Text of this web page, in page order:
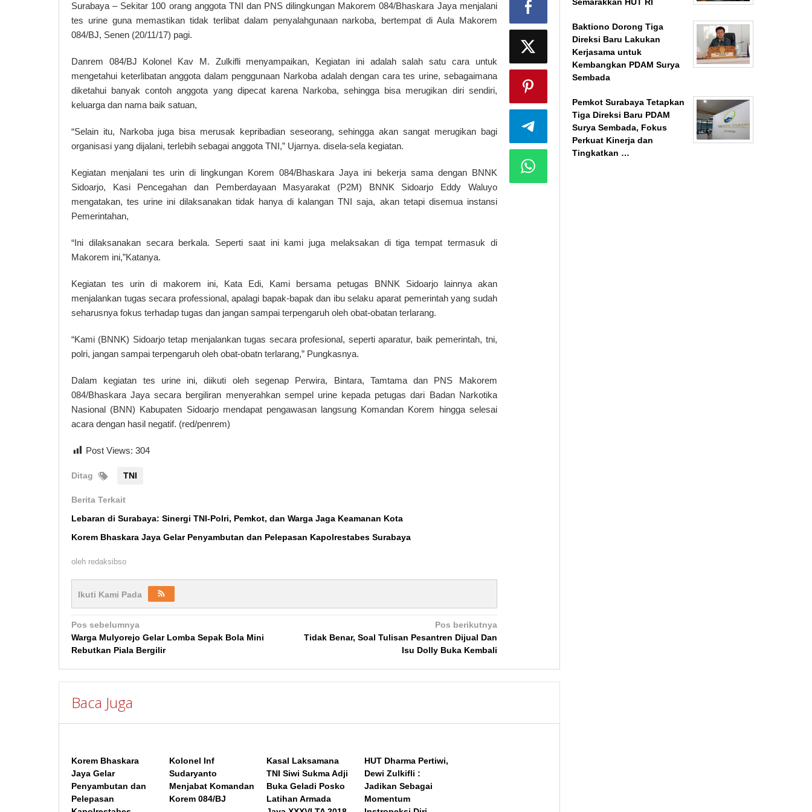
Surabaya – Sekitar 100 orang anggota TNI dan PNS dilingkungan Makorem 084/Bhaskara Jaya menjalani
tes urine guna memastikan tidak terlibat dalam penyalahgunaan narkoba, bertempat di Aula Makorem
084/BJ, Senen (20/11/17) pagi.
Danrem 084/BJ Kolonel Kav M. Zulkifli menyampaikan, Kegiatan ini adalah salah satu cara untuk
mengetahui keterlibatan anggota dalam penggunaan Narkoba adalah dengan cara tes urine, sebagaimana
diketahui banyak contoh anggota yang dipecat karena Narkoba, sehingga bisa merugikan diri sendiri,
keluarga dan nama baik satuan,
“Selain itu, Narkoba juga bisa merusak kepribadian seseorang, sehingga akan sangat merugikan bagi
organisasi yang dijalani, terlebih sebagai anggota TNI,” Ujarnya. disela-sela kegiatan.
Kegiatan menjalani tes urin di lingkungan Korem 084/Bhaskara Jaya ini bekerja sama dengan BNNK
Sidoarjo, Kasi Pencegahan dan Pemberdayaan Masyarakat (P2M) BNNK Sidoarjo Eddy Waluyo
mengatakan, tes urine ini dilaksanakan tidak hanya di kalangan TNI saja, akan tetapi disemua instansi
Pemerintahan,
“Ini dilaksanakan secara berkala. Seperti saat ini kami juga melaksakan di tiga tempat termasuk di
Makorem ini,”Katanya.
Kegiatan tes urin di makorem ini, Kata Edi, Kami bersama petugas BNNK Sidoarjo lainnya akan
menjalankan tugas secara professional, apalagi bapak-bapak dan ibu selaku aparat pemerintah yang sudah
seharusnya fokus terhadap tugas dan jangan sampai terpengaruh oleh obat-obatan terlarang.
“Kami (BNNK) Sidoarjo tetap menjalankan tugas secara profesional, seperti aparatur, baik pemerintah, tni,
polri, jangan sampai terpengaruh oleh obat-obatn terlarang,” Pungkasnya.
Dalam kegiatan tes urine ini, diikuti oleh segenap Perwira, Bintara, Tamtama dan PNS Makorem
084/Bhaskara Jaya secara bergiliran menyerahkan sempel urine kepada petugas dari Badan Narkotika
Nasional (BNN) Kabupaten Sidoarjo mendapat pengawasan langsung Komandan Korem hingga selesai
acara dengan hasil negatif. (red/penrem)
Post Views: 304
Ditag TNI
Berita Terkait
Lebaran di Surabaya: Sinergi TNI-Polri, Pemkot, dan Warga Jaga Keamanan Kota
Korem Bhaskara Jaya Gelar Penyambutan dan Pelepasan Kapolrestabes Surabaya
oleh redaksibso
Ikuti Kami Pada
Navigasi
pos
Pos sebelumnya
Warga Mulyorejo Gelar Lomba Sepak Bola Mini
Rebutkan Piala Bergilir
Pos berikutnya
Tidak Benar, Soal Tulisan Pesantren Dijual Dan
Isu Dolly Buka Kembali
Baca Juga
Korem Bhaskara
Jaya Gelar
Penyambutan dan
Pelepasan
Kolonel Inf
Sudaryanto
Menjabat Komandan
Korem 084/BJ
Kasal Laksamana
TNI Siwi Sukma Adji
Buka Geladi Posko
Latihan Armada
HUT Dharma Pertiwi,
Dewi Zulkifli :
Jadikan Sebagai
Momentum
Baktiono Dorong Tiga
Direksi Baru Lakukan
Kerjasama untuk
Kembangkan PDAM Surya
Sembada
Pemkot Surabaya Tetapkan
Tiga Direksi Baru PDAM
Surya Sembada, Fokus
Perkuat Kinerja dan
Tingkatkan …